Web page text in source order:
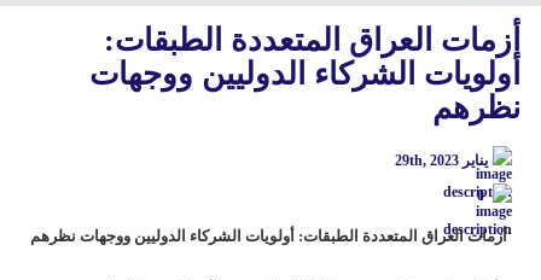
أزمات العراق المتعددة الطبقات:
أولويات الشركاء الدوليين ووجهات
نظرهم
يناير 29th, 2023
0
أزمات العراق المتعددة الطبقات: أولويات الشركاء الدوليين ووجهات نظرهم